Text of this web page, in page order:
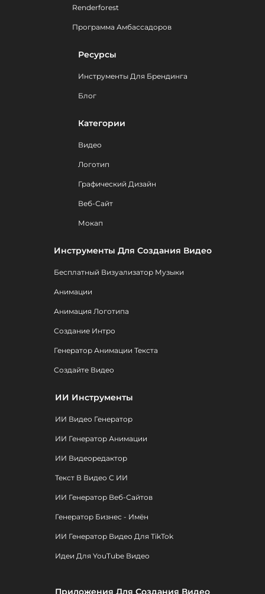
Renderforest
Программа Амбассадоров
Ресурсы
Инструменты Для Брендинга
Блог
Категории
Видео
Логотип
Графический Дизайн
Веб-Сайт
Мокап
Инструменты Для Создания Видео
Бесплатный Визуализатор Музыки
Анимации
Анимация Логотипа
Создание Интро
Генератор Анимации Текста
Создайте Видео
ИИ Инструменты
ИИ Видео Генератор
ИИ Генератор Анимации
ИИ Видеоредактор
Текст В Видео С ИИ
ИИ Генератор Веб-Сайтов
Генератор Бизнес - Имён
ИИ Генератор Видео Для TikTok
Идеи Для YouTube Видео
Приложения Для Создания Видео